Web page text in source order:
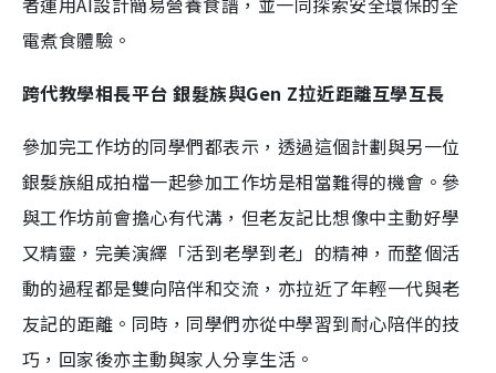
電煮食體驗。
跨代教學相長平台 銀髮族與Gen Z拉近距離互學互長
參加完工作坊的同學們都表示，透過這個計劃與另一位
銀髮族組成拍檔一起參加工作坊是相當難得的機會。參
與工作坊前會擔心有代溝，但老友記比想像中主動好學
又精靈，完美演繹「活到老學到老」的精神，而整個活
動的過程都是雙向陪伴和交流，亦拉近了年輕一代與老
友記的距離。同時，同學們亦從中學習到耐心陪伴的技
巧，回家後亦主動與家人分享生活。